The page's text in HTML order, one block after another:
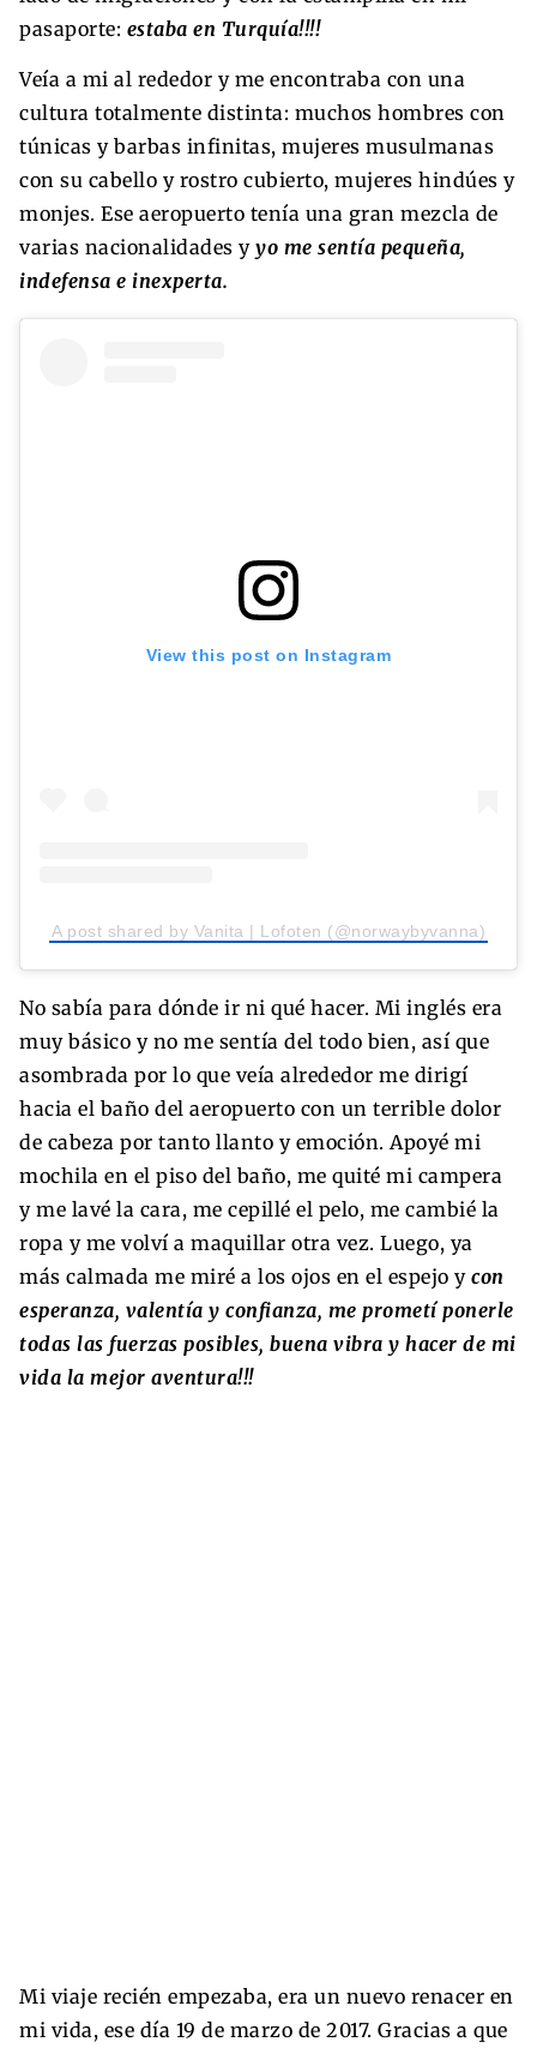
pasaporte: estaba en Turquía!!!!
Veía a mi al rededor y me encontraba con una
cultura totalmente distinta: muchos hombres con
túnicas y barbas infinitas, mujeres musulmanas
con su cabello y rostro cubierto, mujeres hindúes y
monjes. Ese aeropuerto tenía una gran mezcla de
varias nacionalidades y yo me sentía pequeña,
indefensa e inexperta.
View this post on Instagram
A post shared by Vanita | Lofoten (@norwaybyvanna)
No sabía para dónde ir ni qué hacer. Mi inglés era
muy básico y no me sentía del todo bien, así que
asombrada por lo que veía alrededor me dirigí
hacia el baño del aeropuerto con un terrible dolor
de cabeza por tanto llanto y emoción. Apoyé mi
mochila en el piso del baño, me quité mi campera
y me lavé la cara, me cepillé el pelo, me cambié la
ropa y me volví a maquillar otra vez. Luego, ya
más calmada me miré a los ojos en el espejo y con
esperanza, valentía y confianza, me prometí ponerle
todas las fuerzas posibles, buena vibra y hacer de mi
vida la mejor aventura!!!
Mi viaje recién empezaba, era un nuevo renacer en
mi vida, ese día 19 de marzo de 2017. Gracias a que